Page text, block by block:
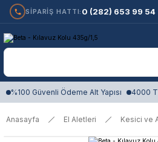
SİPARİŞ HATTI: 0 (282) 653 99 54
%100 Güvenli Ödeme Alt Yapısı 4000
Anasayfa El Aletleri Kesici ve